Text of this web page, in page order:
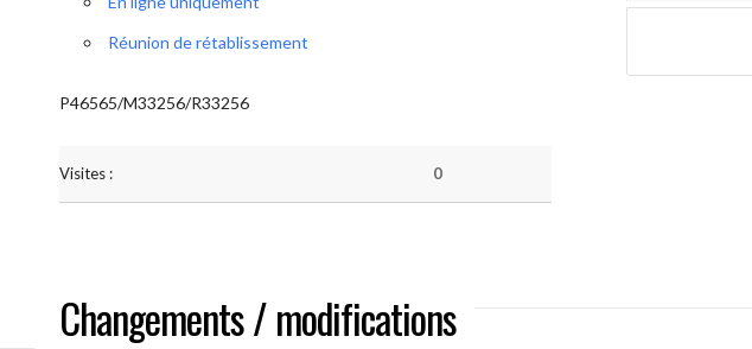
Réunion de rétablissement
P46565/M33256/R33256
Visites : 0
Changements / modifications